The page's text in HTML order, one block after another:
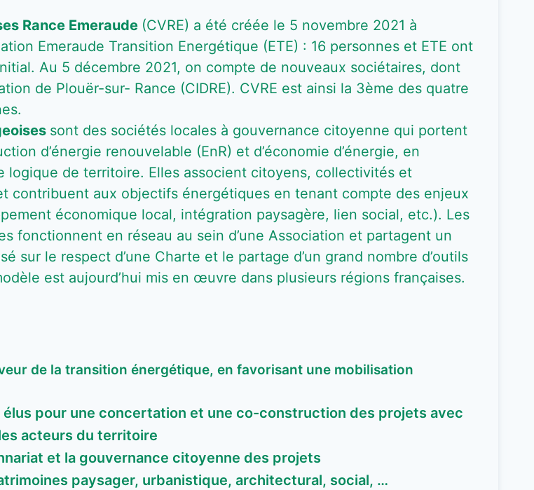
Rance Emeraude (CVRE) a été créée le 5 novembre 2021 à
Emeraude Transition Energétique (ETE) : 16 personnes et ETE ont
Au 5 décembre 2021, on compte de nouveaux sociétaires, dont
de Plouër-sur- Rance (CIDRE). CVRE est ainsi la 3ème des quatre
sont des sociétés locales à gouvernance citoyenne qui portent
d’énergie renouvelable (EnR) et d’économie d’énergie, en
logique de territoire. Elles associent citoyens, collectivités et
contribuent aux objectifs énergétiques en tenant compte des enjeux
économique local, intégration paysagère, lien social, etc.). Les
fonctionnent en réseau au sein d’une Association et partagent un
sur le respect d’une Charte et le partage d’un grand nombre d’outils
est aujourd’hui mis en œuvre dans plusieurs régions françaises.
de la transition énergétique, en favorisant une mobilisation
pour une concertation et une co-construction des projets avec
acteurs du territoire
et la gouvernance citoyenne des projets
paysager, urbanistique, architectural, social, …